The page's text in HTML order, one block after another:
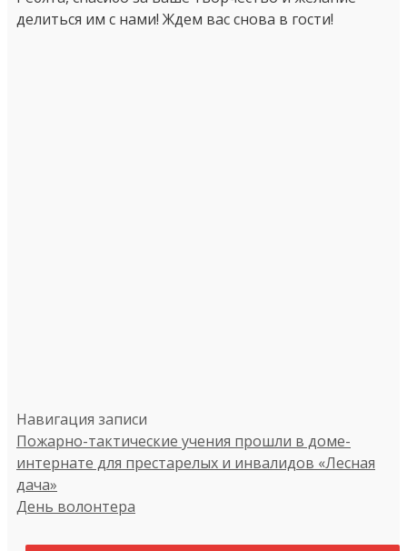
делиться им с нами! Ждем вас снова в гости!
Навигация записи
Пожарно-тактические учения прошли в доме-
интернате для престарелых и инвалидов «Лесная
дача»
День волонтера